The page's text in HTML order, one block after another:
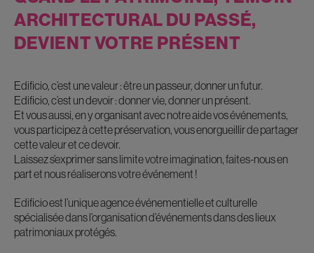
ARCHITECTURAL DU PASSÉ,
DEVIENT VOTRE PRÉSENT
Edificio, c’est une valeur : être un passeur, donner un futur.
Edificio, c’est un devoir : donner vie, donner un présent.
Et vous aussi, en y organisant avec notre aide vos événements,
vous participez à cette préservation, vous enorgueillir de partager
cette valeur et ce devoir.
Laissez s’exprimer sans limite votre imagination, faites-nous en
part et nous réaliserons votre événement !
Edificio est l’unique agence événementielle et culturelle
spécialisée dans l’organisation d’événements dans des lieux
patrimoniaux protégés.